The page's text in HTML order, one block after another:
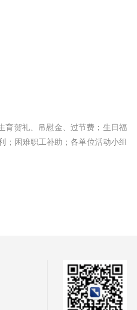
育贺礼、吊慰金、过节费；生日福
；困难职工补助；各单位活动小组